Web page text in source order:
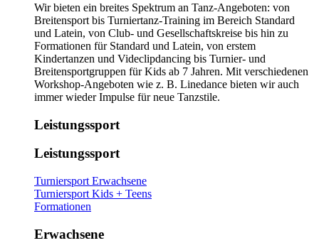
Wir bieten ein breites Spektrum an Tanz-Angeboten: von
Breitensport bis Turniertanz-Training im Bereich Standard
und Latein, von Club- und Gesellschaftskreise bis hin zu
Formationen für Standard und Latein, von erstem
Kindertanzen und Videclipdancing bis Turnier- und
Breitensportgruppen für Kids ab 7 Jahren. Mit verschiedenen
Workshop-Angeboten wie z. B. Linedance bieten wir auch
immer wieder Impulse für neue Tanzstile.
Leistungssport
Leistungssport
Turniersport Erwachsene
Turniersport Kids + Teens
Formationen
Erwachsene